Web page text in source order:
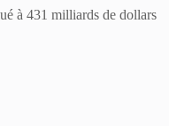
à 431 milliards de dollars